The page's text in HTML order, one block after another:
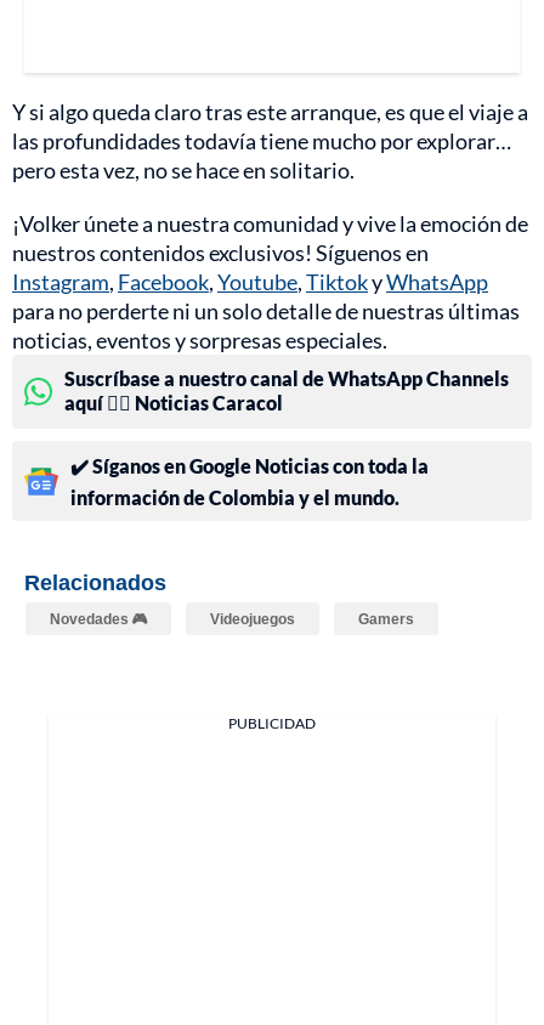
Y si algo queda claro tras este arranque, es que el viaje a
las profundidades todavía tiene mucho por explorar…
pero esta vez, no se hace en solitario.
¡Volker únete a nuestra comunidad y vive la emoción de
nuestros contenidos exclusivos! Síguenos en
Instagram, Facebook,Youtube,TiktokyWhatsApp
para no perderte ni un solo detalle de nuestras últimas
noticias, eventos y sorpresas especiales.
Suscríbase a nuestro canal de WhatsApp Channels
aquí 👉🏻 Noticias Caracol
✔️ Síganos en Google Noticias con toda la
información de Colombia y el mundo.
Relacionados
Novedades 🎮 Videojuegos Gamers
PUBLICIDAD